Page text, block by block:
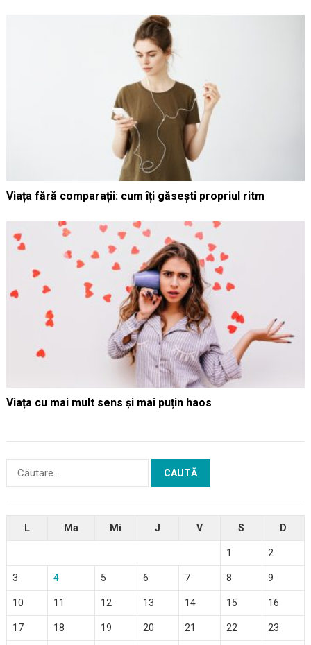
Viața fără comparații: cum îți găsești propriul ritm
Viața cu mai mult sens și mai puțin haos
Caută
L Ma Mi J V S D
1 2
3 4 5 6 7 8 9
10 11 12 13 14 15 16
17 18 19 20 21 22 23